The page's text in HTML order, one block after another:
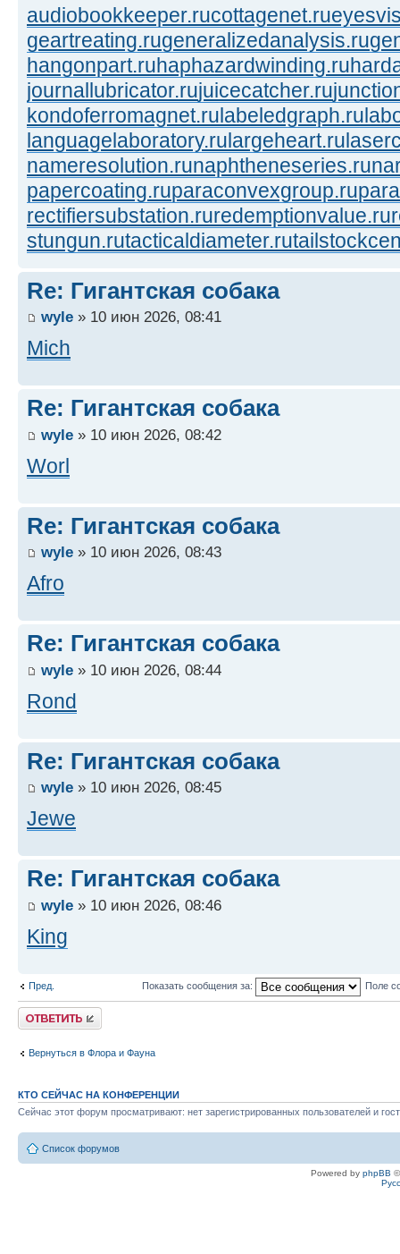
audiobookkeeper.rucottagenet.ru
geartreating.rugeneralizedanalysis.ru
hangonpart.ruhaphazardwinding.ru
journallubricator.rujuicecatcher.ru
kondoferromagnet.rulabeledgraph.ru
languagelaboratory.rulargeheart.ru
nameresolution.runaphtheneseries.ru
papercoating.ruparaconvexgroup.ru
rectifiersubstation.ruredemptionvalue.ru
stungun.rutacticaldiameter.ru
Re: Гигантская собака
wyle » 10 июн 2026, 08:41
Mich
Re: Гигантская собака
wyle » 10 июн 2026, 08:42
Worl
Re: Гигантская собака
wyle » 10 июн 2026, 08:43
Afro
Re: Гигантская собака
wyle » 10 июн 2026, 08:44
Rond
Re: Гигантская собака
wyle » 10 июн 2026, 08:45
Jewe
Re: Гигантская собака
wyle » 10 июн 2026, 08:46
King
Пред. Показать сообщения за: Поле
Ответить
Вернуться в Флора и Фауна
КТО СЕЙЧАС НА КОНФЕРЕНЦИИ
Сейчас этот форум просматривают: нет зарегистрированных пользователей и
Список форумов
Powered by phpBB